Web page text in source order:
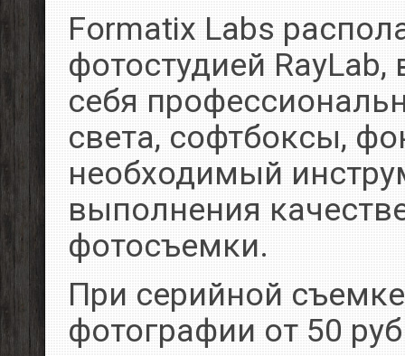
Formatix Labs
фотостудией
себя
света, софтбоксы,
необходимый
выполнения
фотосъемки.
При серийной
фотографии от 50